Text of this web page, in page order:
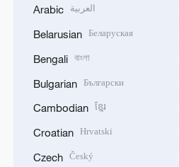
Arabic العربية
Belarusian Беларуская
Bengali বাংলা
Bulgarian Български
Cambodian ខ្មែរ
Croatian Hrvatski
Czech Český